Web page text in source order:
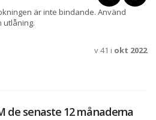
är inte bindande. Använd
utlåning.
v 41 i okt 2022
de senaste 12 månaderna